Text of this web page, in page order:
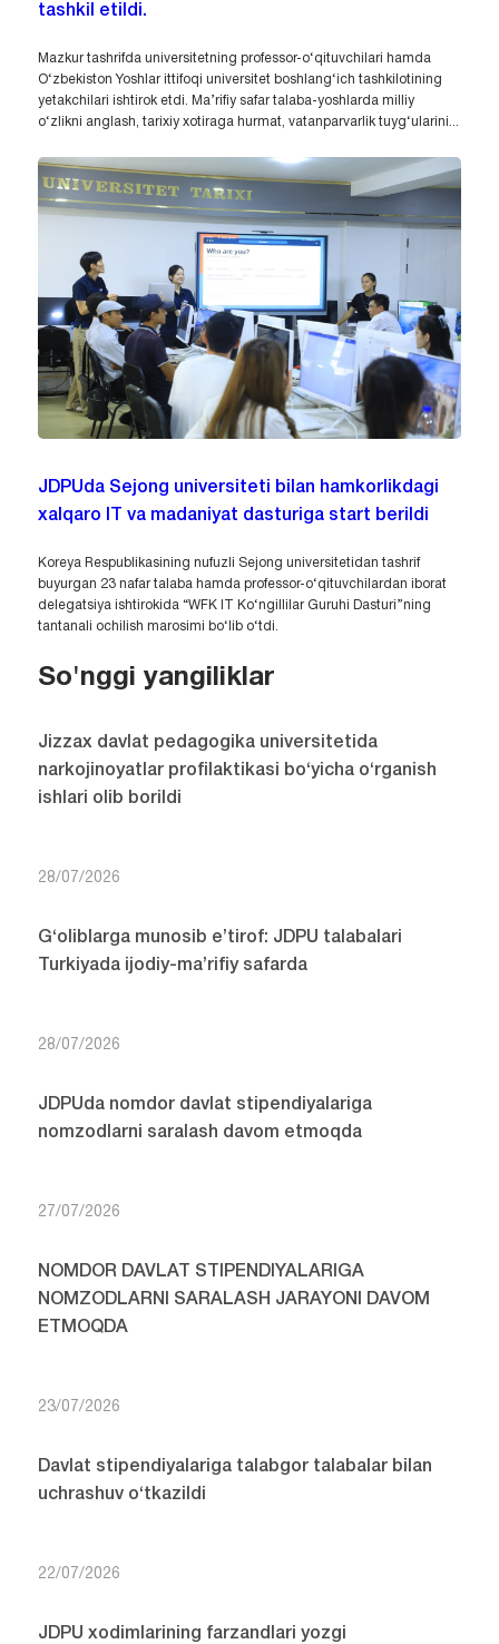
tashkil etildi.
Mazkur tashrifda universitetning professor-o‘qituvchilari hamda
O‘zbekiston Yoshlar ittifoqi universitet boshlang‘ich tashkilotining
yetakchilari ishtirok etdi. Ma’rifiy safar talaba-yoshlarda milliy
o‘zlikni anglash, tarixiy xotiraga hurmat, vatanparvarlik tuyg‘ularini...
JDPUda Sejong universiteti bilan hamkorlikdagi
xalqaro IT va madaniyat dasturiga start berildi
Koreya Respublikasining nufuzli Sejong universitetidan tashrif
buyurgan 23 nafar talaba hamda professor-o‘qituvchilardan iborat
delegatsiya ishtirokida “WFK IT Ko‘ngillilar Guruhi Dasturi”ning
tantanali ochilish marosimi bo‘lib o‘tdi.
So'nggi yangiliklar
Jizzax davlat pedagogika universitetida
narkojinoyatlar profilaktikasi bo‘yicha o‘rganish
ishlari olib borildi
28/07/2026
G‘oliblarga munosib e’tirof: JDPU talabalari
Turkiyada ijodiy-ma’rifiy safarda
28/07/2026
JDPUda nomdor davlat stipendiyalariga
nomzodlarni saralash davom etmoqda
27/07/2026
NOMDOR DAVLAT STIPENDIYALARIGA
NOMZODLARNI SARALASH JARAYONI DAVOM
ETMOQDA
23/07/2026
Davlat stipendiyalariga talabgor talabalar bilan
uchrashuv o‘tkazildi
22/07/2026
JDPU xodimlarining farzandlari yozgi